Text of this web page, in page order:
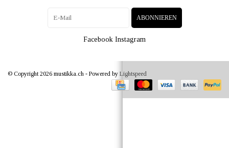
ABONNIEREN
Facebook Instagram
© Copyright 2026 mustikka.ch - Powered by Lightspeed